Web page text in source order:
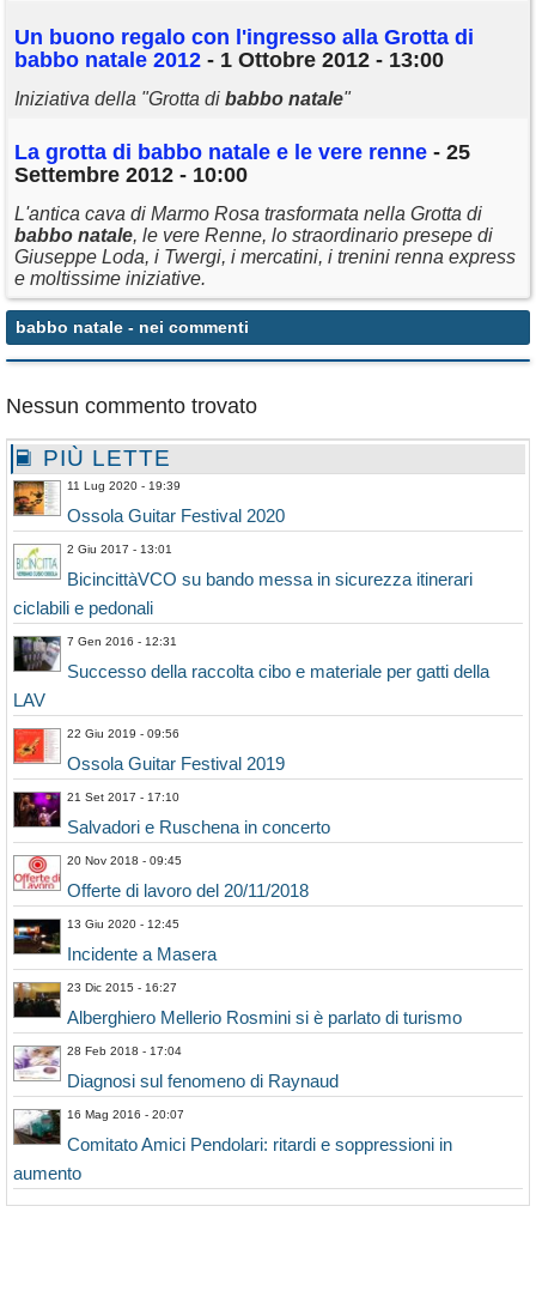
Un buono regalo con l'ingresso alla Grotta di
babbo natale 2012 - 1 Ottobre 2012 - 13:00
Iniziativa della "Grotta di babbo natale"
La grotta di babbo natale e le vere renne - 25
Settembre 2012 - 10:00
L'antica cava di Marmo Rosa trasformata nella Grotta di
babbo natale, le vere Renne, lo straordinario presepe di
Giuseppe Loda, i Twergi, i mercatini, i trenini renna express
e moltissime iniziative.
babbo natale - nei commenti
Nessun commento trovato
PIÙ LETTE
11 Lug 2020 - 19:39
Ossola Guitar Festival 2020
2 Giu 2017 - 13:01
BicincittàVCO su bando messa in sicurezza itinerari
ciclabili e pedonali
7 Gen 2016 - 12:31
Successo della raccolta cibo e materiale per gatti della
LAV
22 Giu 2019 - 09:56
Ossola Guitar Festival 2019
21 Set 2017 - 17:10
Salvadori e Ruschena in concerto
20 Nov 2018 - 09:45
Offerte di lavoro del 20/11/2018
13 Giu 2020 - 12:45
Incidente a Masera
23 Dic 2015 - 16:27
Alberghiero Mellerio Rosmini si è parlato di turismo
28 Feb 2018 - 17:04
Diagnosi sul fenomeno di Raynaud
16 Mag 2016 - 20:07
Comitato Amici Pendolari: ritardi e soppressioni in
aumento